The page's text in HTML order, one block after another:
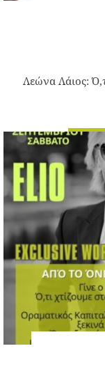
Λεώνα Λάιος: